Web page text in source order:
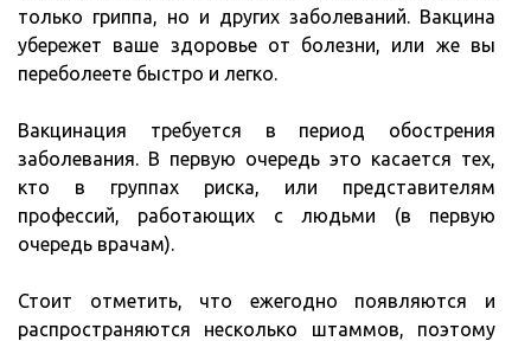
только гриппа, но и других заболеваний. Вакцина
убережет ваше здоровье от болезни, или же вы
переболеете быстро и легко.
Вакцинация требуется в период обострения
заболевания. В первую очередь это касается тех,
кто в группах риска, или представителям
профессий, работающих с людьми (в первую
очередь врачам).
Стоит отметить, что ежегодно появляются и
распространяются несколько штаммов, поэтому